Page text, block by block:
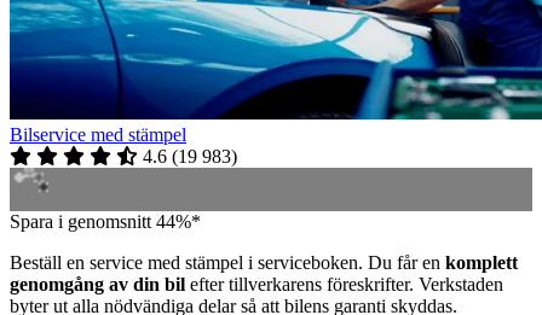
Bilservice med stämpel
4.6 (19 983)
Spara i genomsnitt 44%*
Beställ en service med stämpel i serviceboken. Du får en komplett
genomgång av din bil efter tillverkarens föreskrifter. Verkstaden
byter ut alla nödvändiga delar så att bilens garanti skyddas.